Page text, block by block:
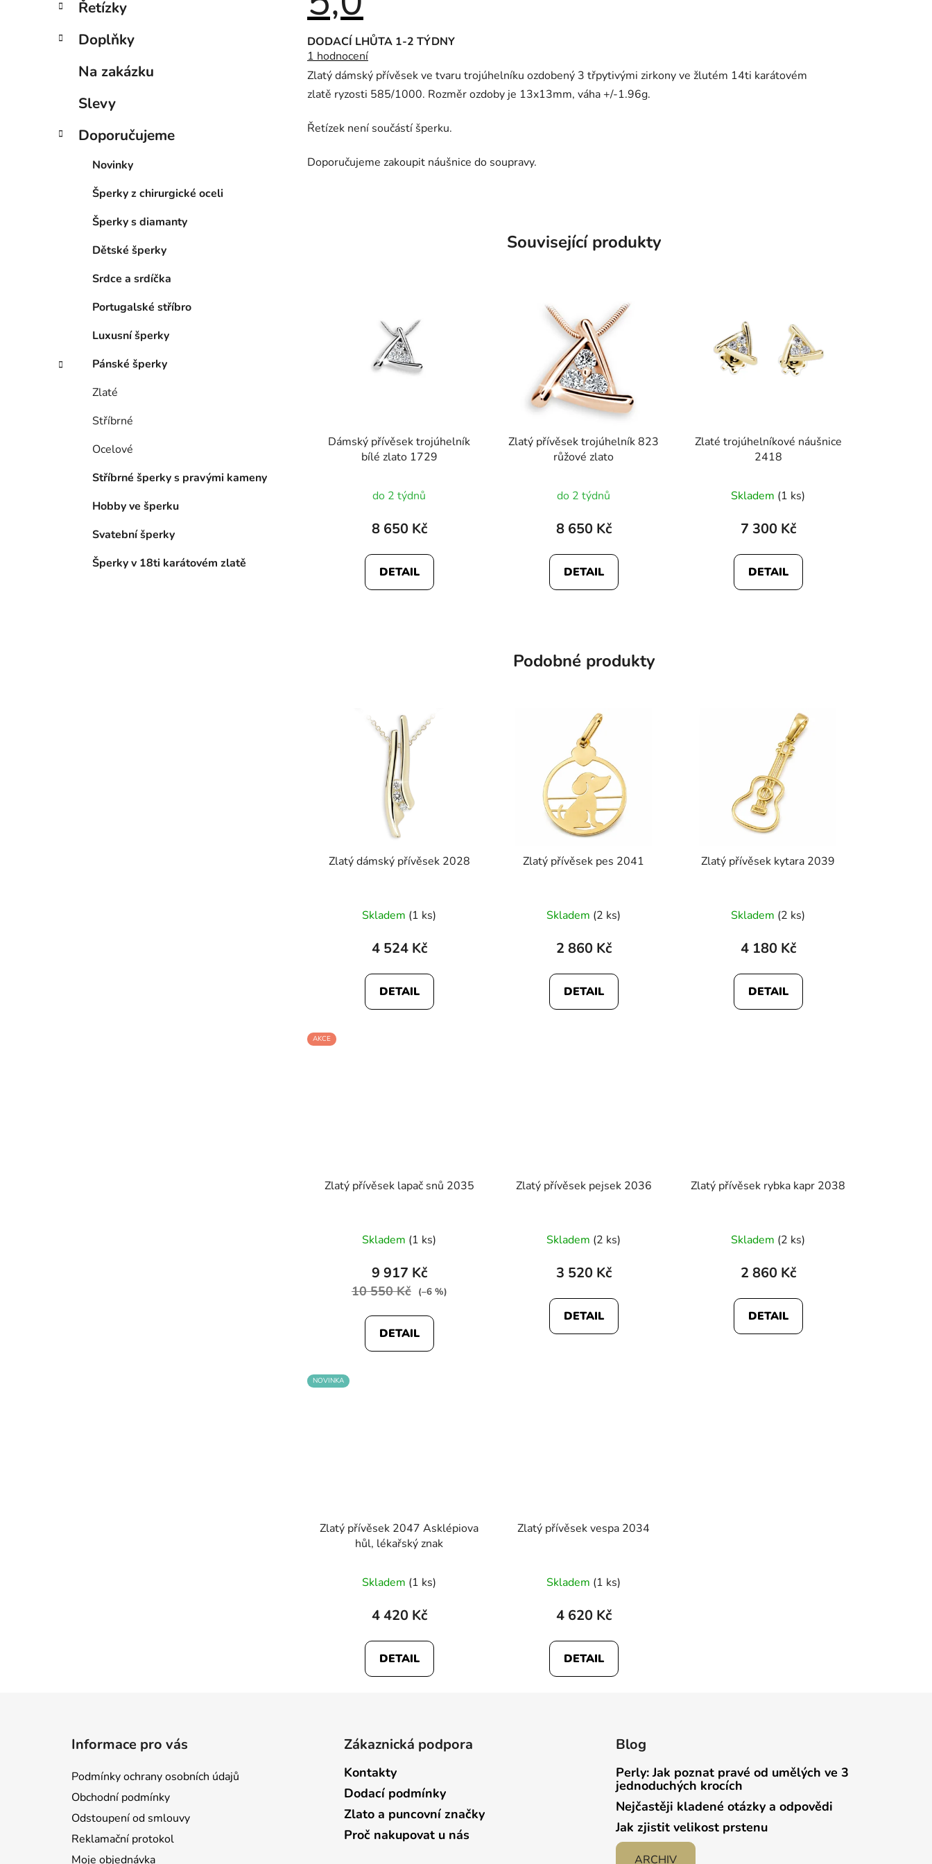
Řetízky
Doplňky
Na zakázku
Slevy
Doporučujeme
Novinky
Šperky z chirurgické oceli
Šperky s diamanty
Dětské šperky
Srdce a srdíčka
Portugalské stříbro
Luxusní šperky
Pánské šperky
Zlaté
Stříbrné
Ocelové
Stříbrné šperky s pravými kameny
Hobby ve šperku
Svatební šperky
Šperky v 18ti karátovém zlatě
Průměrné
hodnocení
produktu
je
5,0
z
5
1 hodnocení
DODACÍ LHŮTA 1-2 TÝDNY
Zlatý dámský přívěsek ve tvaru trojúhelníku ozdobený 3 třpytivými zirkony ve žlutém 14ti karátovém
zlatě ryzosti 585/1000. Rozměr ozdoby je 13x13mm, váha +/-1.96g.
Řetízek není součástí šperku.
Doporučujeme zakoupit náušnice do soupravy.
Související produkty
Dámský přívěsek trojúhelník
bílé zlato 1729
do 2 týdnů
8 650 Kč
DETAIL
Zlatý přívěsek trojúhelník 823
růžové zlato
do 2 týdnů
8 650 Kč
DETAIL
Zlaté trojúhelníkové náušnice
2418
Skladem (1 ks)
7 300 Kč
DETAIL
Podobné produkty
Zlatý dámský přívěsek 2028
Skladem (1 ks)
4 524 Kč
DETAIL
Zlatý přívěsek pes 2041
Skladem (2 ks)
2 860 Kč
DETAIL
Zlatý přívěsek kytara 2039
Skladem (2 ks)
4 180 Kč
DETAIL
AKCE
Zlatý přívěsek lapač snů 2035
Skladem (1 ks)
9 917 Kč
10 550 Kč (–6 %)
DETAIL
Zlatý přívěsek pejsek 2036
Skladem (2 ks)
3 520 Kč
DETAIL
Zlatý přívěsek rybka kapr 2038
Skladem (2 ks)
2 860 Kč
DETAIL
NOVINKA
Zlatý přívěsek 2047 Asklépiova
hůl, lékařský znak
Skladem (1 ks)
4 420 Kč
DETAIL
Zlatý přívěsek vespa 2034
Skladem (1 ks)
4 620 Kč
DETAIL
Informace pro vás
Podmínky ochrany osobních údajů
Obchodní podmínky
Odstoupení od smlouvy
Reklamační protokol
Moje objednávka
Zákaznická podpora
Kontakty
Dodací podmínky
Zlato a puncovní značky
Proč nakupovat u nás
Blog
Perly: Jak poznat pravé od umělých ve 3
jednoduchých krocích
Nejčastěji kladené otázky a odpovědi
Jak zjistit velikost prstenu
ARCHIV